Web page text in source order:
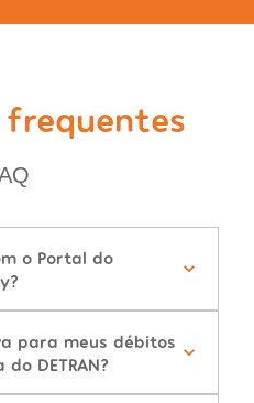
o Portal do
para meus débitos
DETRAN?